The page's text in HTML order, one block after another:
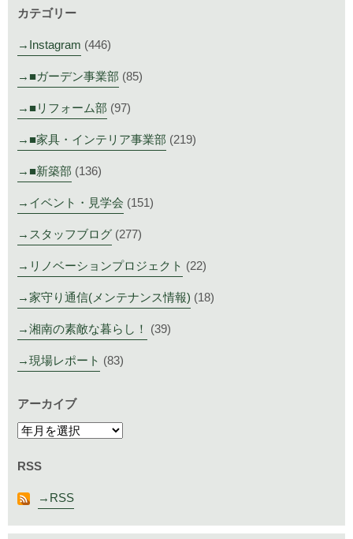
カテゴリー
Instagram (446)
■ガーデン事業部 (85)
■リフォーム部 (97)
■家具・インテリア事業部 (219)
■新築部 (136)
イベント・見学会 (151)
スタッフブログ (277)
リノベーションプロジェクト (22)
家守り通信(メンテナンス情報) (18)
湘南の素敵な暮らし！ (39)
現場レポート (83)
アーカイブ
RSS
RSS